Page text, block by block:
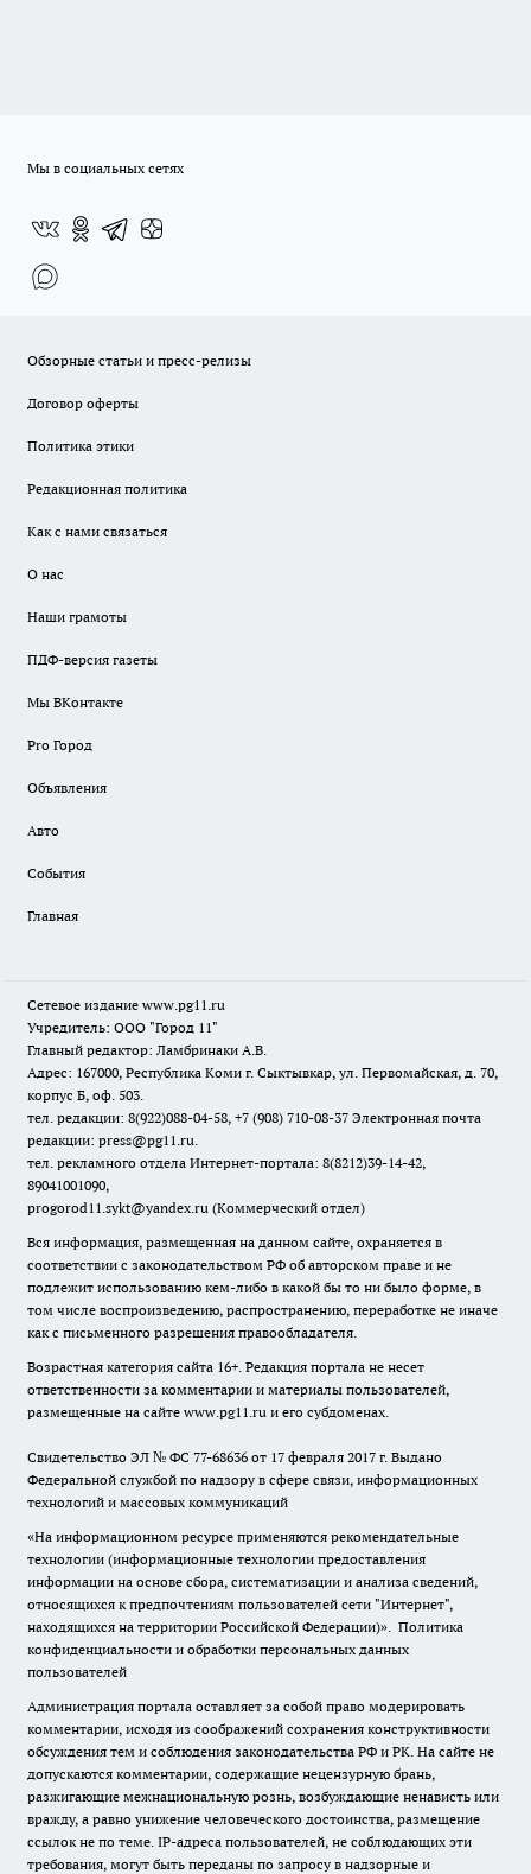
Мы в социальных сетях
Обзорные статьи и пресс-релизы
Договор оферты
Политика этики
Редакционная политика
Как с нами связаться
О нас
Наши грамоты
ПДФ-версия газеты
Мы ВКонтакте
Pro Город
Объявления
Авто
События
Главная
Сетевое издание www.pg11.ru
Учредитель: ООО "Город 11"
Главный редактор: Ламбринаки А.В.
Адрес: 167000, Республика Коми г. Сыктывкар, ул. Первомайская, д. 70,
корпус Б, оф. 503.
тел. редакции: 8(922)088-04-58, +7 (908) 710-08-37 Электронная почта
редакции: press@pg11.ru.
тел. рекламного отдела Интернет-портала: 8(8212)39-14-42,
89041001090,
progorod11.sykt@yandex.ru (Коммерческий отдел)
Вся информация, размещенная на данном сайте, охраняется в
соответствии с законодательством РФ об авторском праве и не
подлежит использованию кем-либо в какой бы то ни было форме, в
том числе воспроизведению, распространению, переработке не иначе
как с письменного разрешения правообладателя.
Возрастная категория сайта 16+. Редакция портала не несет
ответственности за комментарии и материалы пользователей,
размещенные на сайте www.pg11.ru и его субдоменах.
Свидетельство ЭЛ № ФС 77-68636 от 17 февраля 2017 г. Выдано
Федеральной службой по надзору в сфере связи, информационных
технологий и массовых коммуникаций
«На информационном ресурсе применяются рекомендательные
технологии (информационные технологии предоставления
информации на основе сбора, систематизации и анализа сведений,
относящихся к предпочтениям пользователей сети "Интернет",
находящихся на территории Российской Федерации)». Политика
конфиденциальности и обработки персональных данных
пользователей
Администрация портала оставляет за собой право модерировать
комментарии, исходя из соображений сохранения конструктивности
обсуждения тем и соблюдения законодательства РФ и РК. На сайте не
допускаются комментарии, содержащие нецензурную брань,
разжигающие межнациональную рознь, возбуждающие ненависть или
вражду, а равно унижение человеческого достоинства, размещение
ссылок не по теме. IP-адреса пользователей, не соблюдающих эти
требования, могут быть переданы по запросу в надзорные и